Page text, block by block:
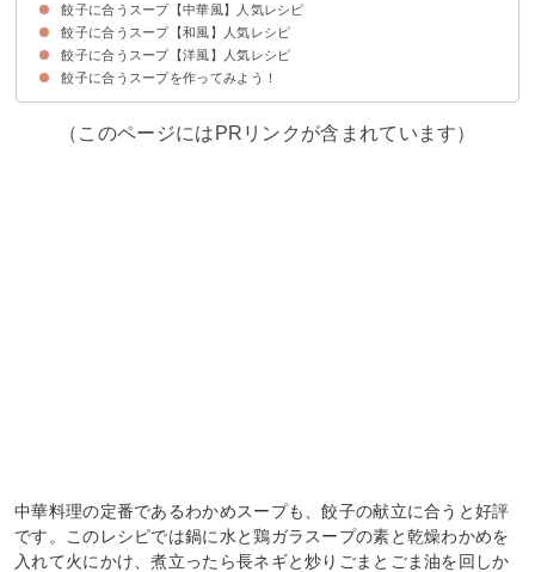
餃子に合うスープ【中華風】人気レシピ
①鶏ガラスープの塩鍋
②卵とニラの中華スープ
③白菜の中華スープ
④豆腐と卵のとろみスープ
⑤中華風のかきたま汁
⑥中華風コーンスープ
⑦麻婆風スープ
⑧卵とキムチのスープ
⑨わかめの中華スープ
⑩酸辣湯スープ
⑪豆腐と水菜の中華スープ
⑫手羽先と白菜の中華スープ
餃子に合うスープ【和風】人気レシピ
①落とし卵の味噌汁
②鶏団子とえのきのスープ
③鮭とキャベツの味噌汁
④あさりの味噌汁
餃子に合うスープ【洋風】人気レシピ
①野菜たっぷりのコンソメスープ
②玉ねぎのスープ
③きのこのカレースープ
④わかめときゅうりのコンソメスープ
餃子に合うスープを作ってみよう！
（このページにはPRリンクが含まれています）
中華料理の定番であるわかめスープも、餃子の献立に合うと好評
です。このレシピでは鍋に水と鶏ガラスープの素と乾燥わかめを
入れて火にかけ、煮立ったら長ネギと炒りごまとごま油を回しか